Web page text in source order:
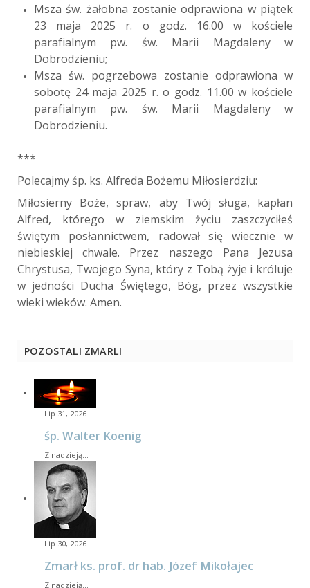
Msza św. żałobna zostanie odprawiona w piątek
23 maja 2025 r. o godz. 16.00 w kościele
parafialnym pw. św. Marii Magdaleny w
Dobrodzieniu;
Msza św. pogrzebowa zostanie odprawiona w
sobotę 24 maja 2025 r. o godz. 11.00 w kościele
parafialnym pw. św. Marii Magdaleny w
Dobrodzieniu.
***
Polecajmy śp. ks. Alfreda Bożemu Miłosierdziu:
Miłosierny Boże, spraw, aby Twój sługa, kapłan
Alfred, którego w ziemskim życiu zaszczyciłeś
świętym posłannictwem, radował się wiecznie w
niebieskiej chwale. Przez naszego Pana Jezusa
Chrystusa, Twojego Syna, który z Tobą żyje i króluje
w jedności Ducha Świętego, Bóg, przez wszystkie
wieki wieków. Amen.
POZOSTALI ZMARLI
Lip 31, 2026
śp. Walter Koenig
Z nadzieją…
Lip 30, 2026
Zmarł ks. prof. dr hab. Józef Mikołajec
Z nadzieją…